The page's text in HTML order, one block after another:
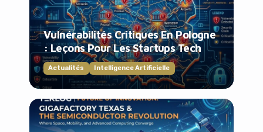
Vulnérabilités Critiques En Pologne
: Leçons Pour Les Startups Tech
Actualités Intelligence Artificielle